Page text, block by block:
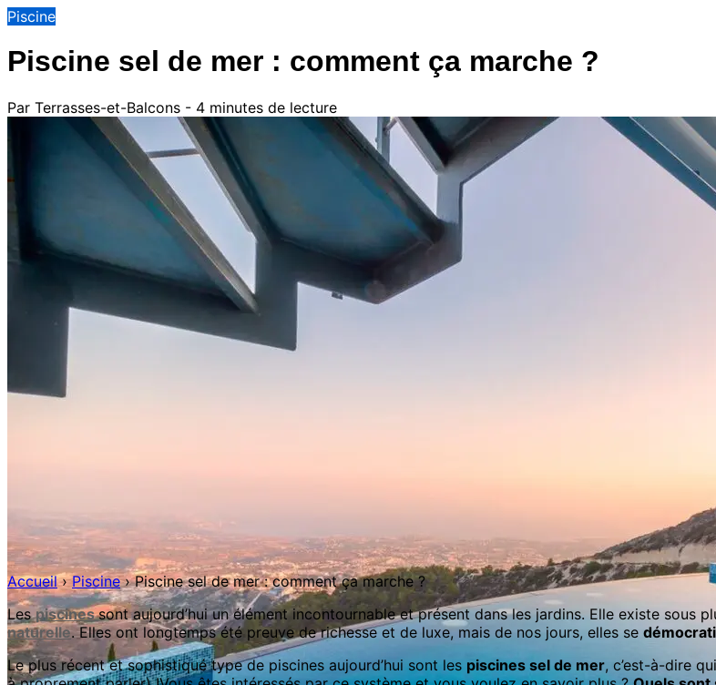
Piscine
Piscine sel de mer : comment ça marche ?
Par Terrasses-et-Balcons - 4 minutes de lecture
Accueil›Piscine›Piscine sel de mer : comment ça marche ?
Lespiscinessont aujourd’hui un élément incontournable et présent dans les jardins. Elle existe sous
naturelle. Elles ont longtemps été preuve de richesse et de luxe, mais de nos jours, elles se
Le plus récent et sophistiqué type de piscines aujourd’hui sont les piscines sel de mer, c’est-à-dire